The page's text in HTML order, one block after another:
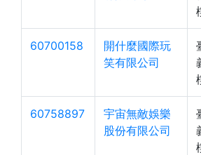
60700158
開什麼國際玩
笑有限公司
60758897
宇宙無敵娛樂
股份有限公司